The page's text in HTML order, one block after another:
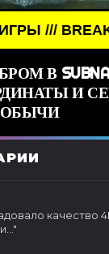
В
И
качество
"